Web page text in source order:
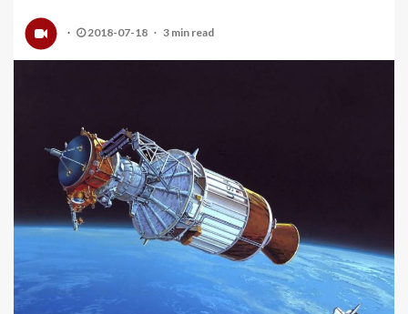
2018-07-18 3 min read